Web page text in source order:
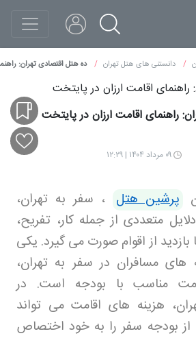
دانستنی های هتل تهران ده هتل اقتصادی تهران:
راهنمای اقامت ارزان در پایتخت
۰۹ مرداد ۱۴۰۴ | ۱۲:۲۹
پرشین هتل ، سفر به تهران،
متعددی از جمله کار، تفریح،
از اقوام صورت می گیرد. یکی
های مسافران در سفر به تهران،
مناسب با بودجه است. در
هزینه های اقامت می تواند
بودجه سفر را به خود اختصاص